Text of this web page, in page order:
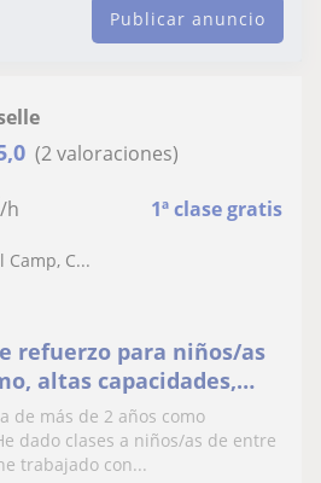
Publicar anuncio
/h 1ª clase gratis
(2 valoraciones)
Camp, C...
refuerzo para niños/as
altas capacidades,
de más de 2 años como
dado clases a niños/as de entre
trabajado con...